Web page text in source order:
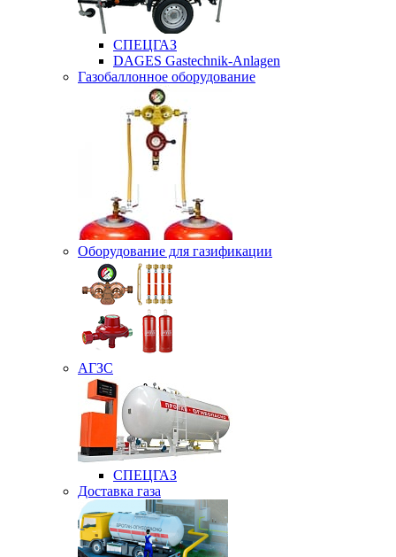
СПЕЦГАЗ
DAGES Gastechnik-Anlagen
Газобаллонное оборудование
Оборудование для газификации
АГЗС
СПЕЦГАЗ
Доставка газа